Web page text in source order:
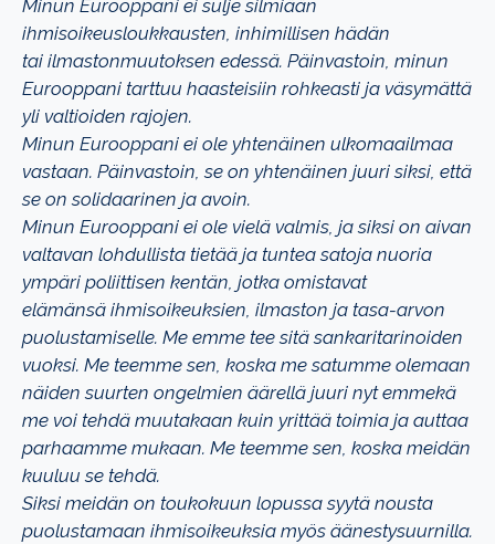
Minun Eurooppani ei sulje silmiään
ihmisoikeusloukkausten, inhimillisen hädän
tai ilmastonmuutoksen edessä. Päinvastoin, minun
Eurooppani tarttuu haasteisiin rohkeasti ja väsymättä
yli valtioiden rajojen.
Minun Eurooppani ei ole yhtenäinen ulkomaailmaa
vastaan. Päinvastoin, se on yhtenäinen juuri siksi, että
se on solidaarinen ja avoin.
Minun Eurooppani ei ole vielä valmis, ja siksi on aivan
valtavan lohdullista tietää ja tuntea satoja nuoria
ympäri poliittisen kentän, jotka omistavat
elämänsä ihmisoikeuksien, ilmaston ja tasa-arvon
puolustamiselle. Me emme tee sitäsankaritarinoiden
vuoksi. Me teemme sen, koska me satumme olemaan
näiden suurten ongelmien äärellä juuri nyt emmekä
me voi tehdä muutakaan kuin yrittää toimia ja auttaa
parhaamme mukaan. Me teemme sen, koska meidän
kuuluu se tehdä.
Siksi meidän on toukokuun lopussa syytä nousta
puolustamaan ihmisoikeuksia myös äänestysuurnilla.